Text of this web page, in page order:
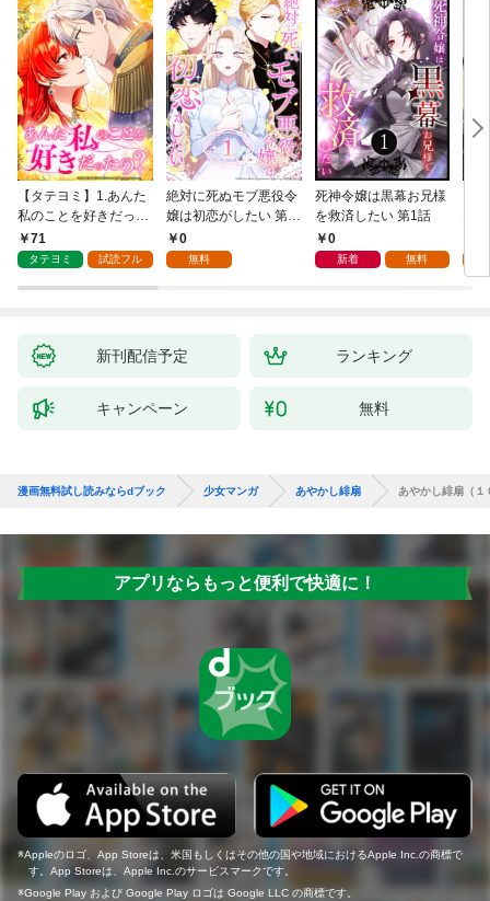
【タテヨミ】1.あんた
私のことを好きだった
の？
71
タテヨミ 試読フル
絶対に死ぬモブ悪役令
嬢は初恋がしたい 第1
話0
無料
死神令嬢は黒幕お兄様
を救済したい 第1話
0
新着 無料
な
新刊配信予定 ランキング
キャンペーン 無料
漫画無料試し読みならdブック 少女マンガ あやかし緋扇 あやかし緋扇（１
アプリならもっと便利で快適に！
Appleのロゴ、App Storeは、米国もしくはその他の国や地域におけるApple Inc.の商標で
す。App Storeは、Apple Inc.のサービスマークです。
Google Play および Google Play ロゴは Google LLC の商標です。